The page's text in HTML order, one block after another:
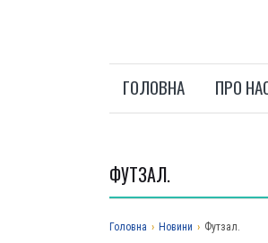
ГОЛОВНА ПРО
ФУТЗАЛ.
Головна › Новини › Футзал.